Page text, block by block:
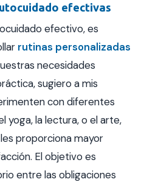
efectivas
efectivo, es
rutinas personalizadas
necesidades
sugiero a mis
con diferentes
yoga, la lectura, o el arte,
proporciona mayor
El objetivo es
entre las obligaciones